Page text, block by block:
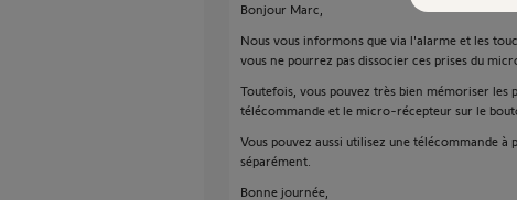
Bonjour Marc,
Nous vous informons que via l'alarme et les
vous ne pourrez pas dissocier ces prises du
Toutefois, vous pouvez très bien mémoriser les
télécommande et le micro-récepteur sur le
Vous pouvez aussi utilisez une télécommande à
séparément.
Bonne journée,